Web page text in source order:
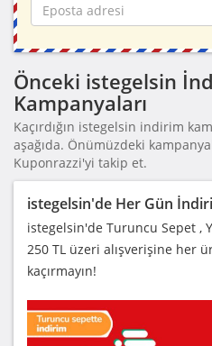
Önceki istegelsin
Kampanyaları
Kaçırdığın istegelsin indirim
aşağıda. Önümüzdeki
Kuponrazzi'yi takip et.
istegelsin'de Her Gün
istegelsin'de Turuncu Sepet ,
250 TL üzeri alışverişine her
kaçırmayın!